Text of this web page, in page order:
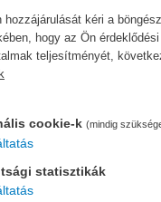
bicajra, és tekerjünk
minket. Csuka,
nekünk.
Kötésmód:
hozzájárulását kéri a
hogy az Ön
teljesítményét,
cookie-k (mindig
statisztikák